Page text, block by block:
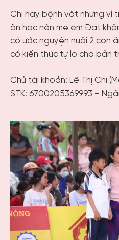
Chị hay bệnh vặt nhưng vì
ăn học nên mẹ em Đạt
có ước nguyện nuôi 2 con
có kiến thức tự lo cho bản
Chủ tài khoản: Lê Thị Chi
STK: 6700205369993 –